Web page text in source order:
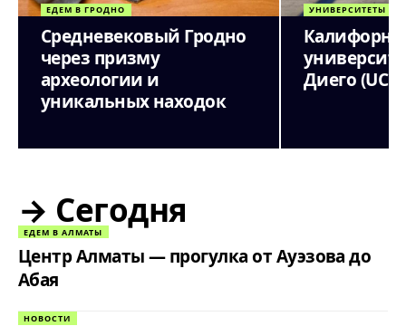
ЕДЕМ В ГРОДНО
Средневековый Гродно
через призму
археологии и
уникальных находок
УНИВЕРСИТЕТЫ
Диего
→ Сегодня
ЕДЕМ В АЛМАТЫ
Центр Алматы — прогулка от Ауэзова до
Абая
НОВОСТИ